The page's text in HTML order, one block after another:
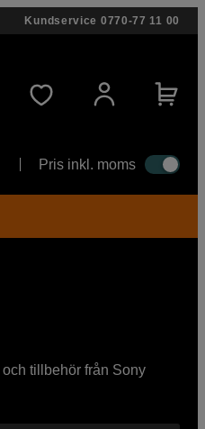
Kundservice 0770-77 11 00
Pris inkl. moms
tillbehör från Sony